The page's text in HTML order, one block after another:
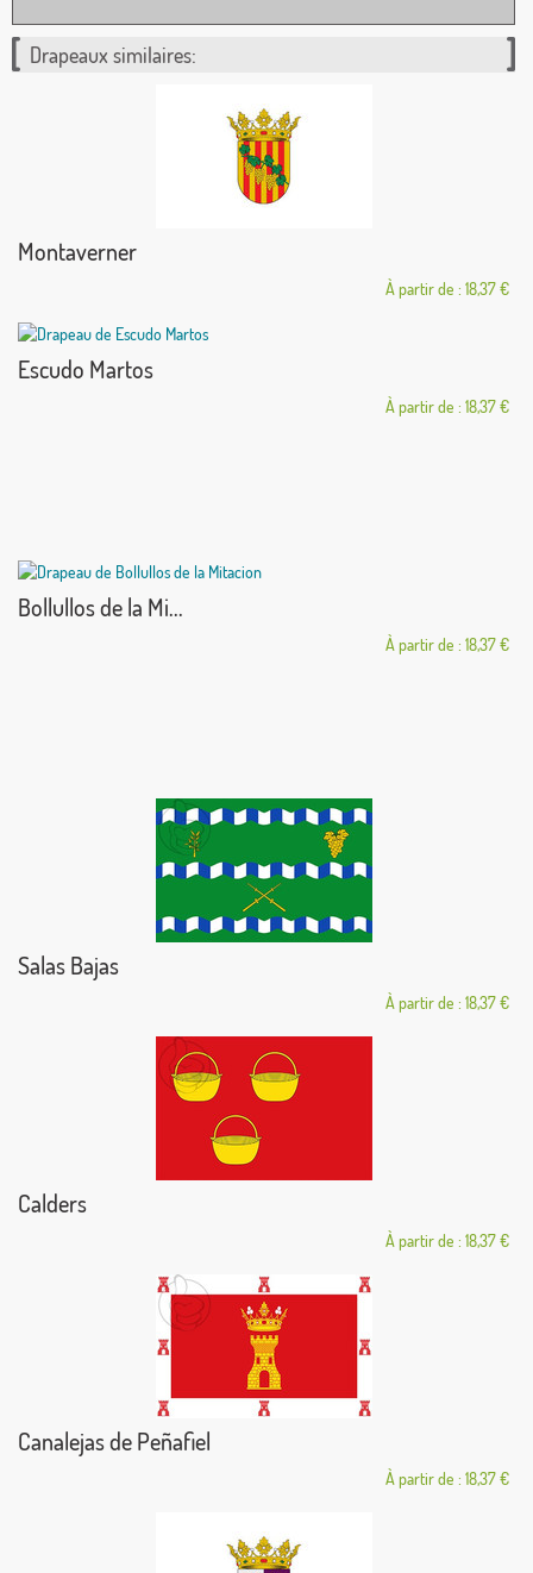
Drapeaux similaires:
Montaverner
À partir de : 18,37 €
Escudo Martos
À partir de : 18,37 €
Bollullos de la Mi...
À partir de : 18,37 €
Salas Bajas
À partir de : 18,37 €
Calders
À partir de : 18,37 €
Canalejas de Peñafiel
À partir de : 18,37 €